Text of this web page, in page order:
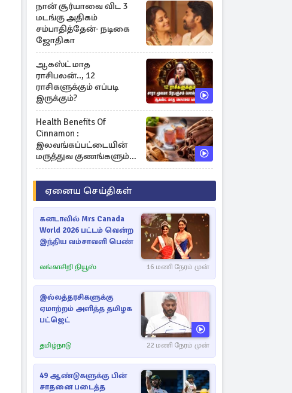
நான் சூர்யாவை விட 3
மடங்கு அதிகம்
சம்பாதித்தேன்- நடிகை
ஜோதிகா
ஆகஸ்ட் மாத
ராசிபலன்.., 12
ராசிகளுக்கும் எப்படி
இருக்கும்?
Health Benefits Of
Cinnamon :
இலவங்கப்பட்டையின்
மருத்துவ குணங்களும்
ஆரோக்கிய
நன்மைகளும்!
ஏனைய செய்திகள்
கனடாவில் Mrs Canada
World 2026 பட்டம் வென்ற
இந்திய வம்சாவளி பெண்
லங்காசிறி நியூஸ் 16 மணி நேரம் முன்
இல்லத்தரசிகளுக்கு
ஏமாற்றம் அளித்த தமிழக
பட்ஜெட்
தமிழ்நாடு 22 மணி நேரம் முன்
49 ஆண்டுகளுக்கு பின்
சாதனை படைத்த